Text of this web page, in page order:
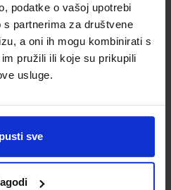
podatke o vašoj upotrebi
partnerima za društvene
a oni ih mogu kombinirati s
pružili ili koje su prikupili
usluge.
sve
€